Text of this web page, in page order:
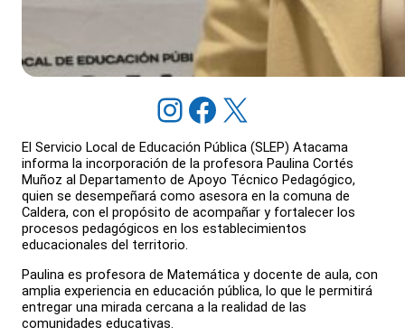
Instagram Facebook X
El Servicio Local de Educación Pública (SLEP) Atacama
informa la incorporación de la profesora Paulina Cortés
Muñoz al Departamento de Apoyo Técnico Pedagógico,
quien se desempeñará como asesora en la comuna de
Caldera, con el propósito de acompañar y fortalecer los
procesos pedagógicos en los establecimientos
educacionales del territorio.
Paulina es profesora de Matemática y docente de aula, con
amplia experiencia en educación pública, lo que le permitirá
entregar una mirada cercana a la realidad de las
comunidades educativas.